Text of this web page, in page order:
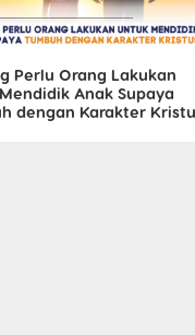
Perlu Orang Lakukan
Anak Supaya
dengan Karakter